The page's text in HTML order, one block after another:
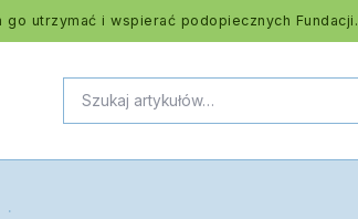
go utrzymać i wspierać podopiecznych Fundacji.